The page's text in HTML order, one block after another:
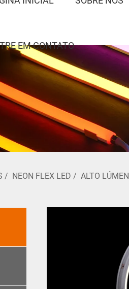
EM CONTATO
/ NEON FLEX LED / ALTO LÚMEN